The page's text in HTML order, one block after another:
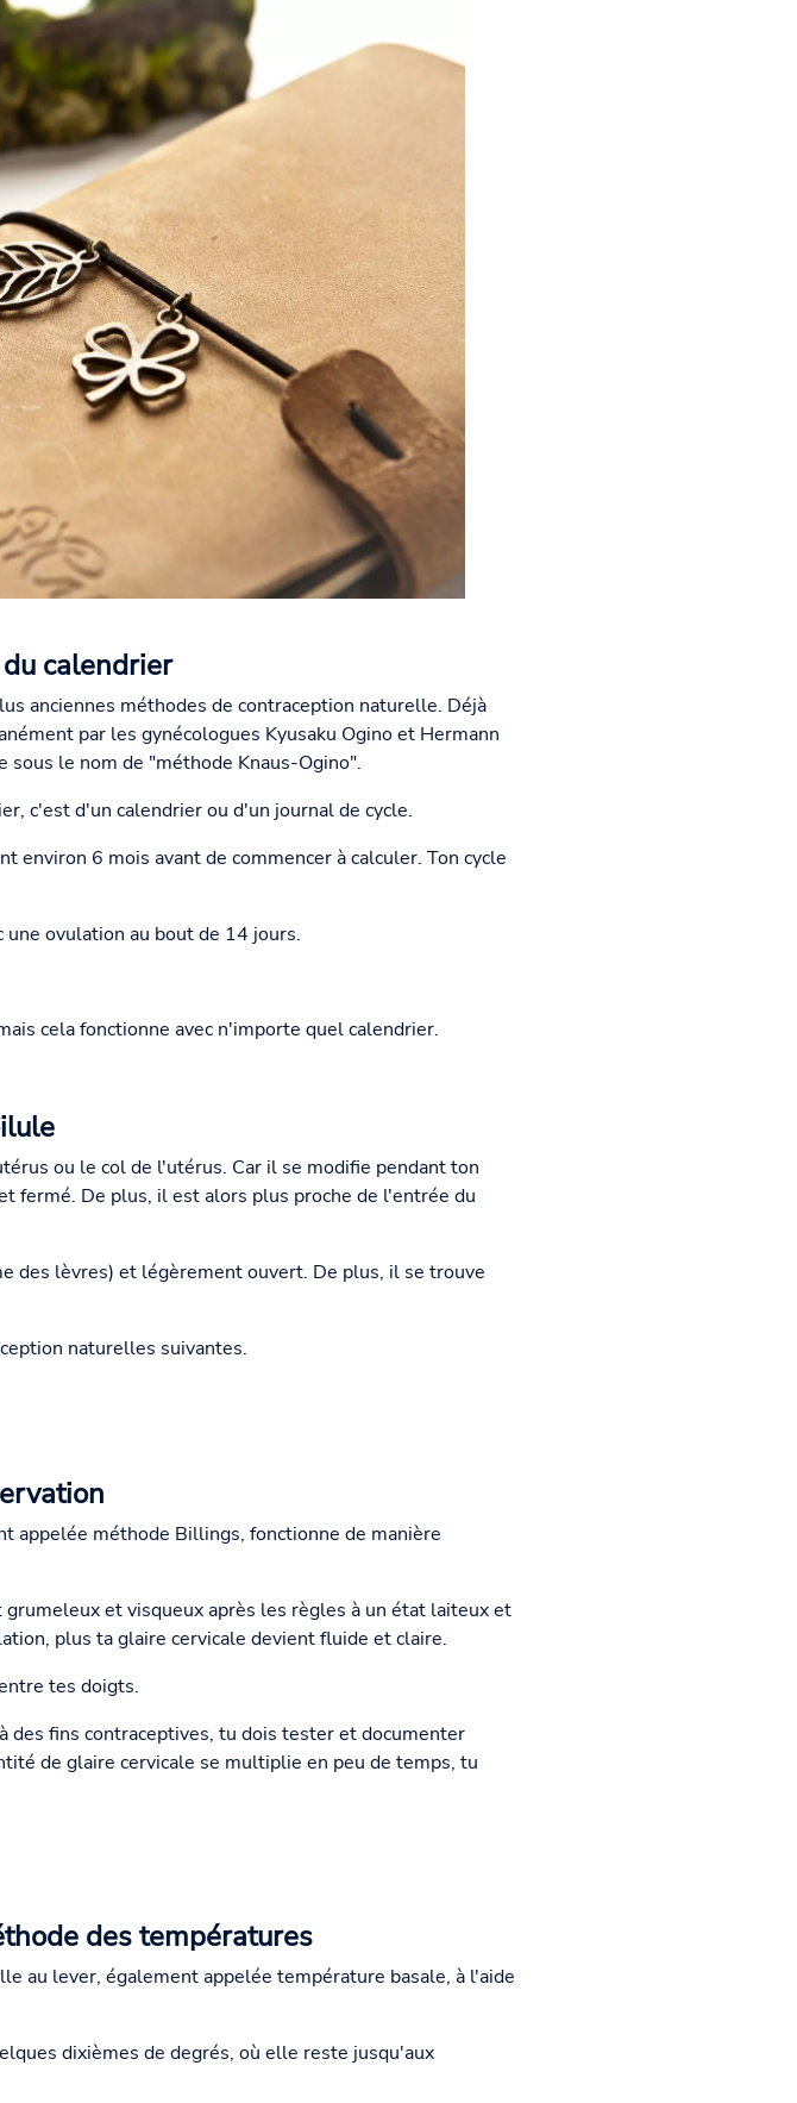
calendrier
anciennes méthodes de contraception naturelle. Déjà
par les gynécologues Kyusaku Ogino et Hermann
le nom de "méthode Knaus-Ogino".
c'est d'un calendrier ou d'un journal de cycle.
6 mois avant de commencer à calculer. Ton cycle
une ovulation au bout de 14 jours.
cela fonctionne avec n'importe quel calendrier.
ou le col de l'utérus. Car il se modifie pendant ton
fermé. De plus, il est alors plus proche de l'entrée du
des lèvres) et légèrement ouvert. De plus, il se trouve
naturelles suivantes.
appelée méthode Billings, fonctionne de manière
grumeleux et visqueux après les règles à un état laiteux et
plus ta glaire cervicale devient fluide et claire.
tes doigts.
des fins contraceptives, tu dois tester et documenter
de glaire cervicale se multiplie en peu de temps, tu
des températures
au lever, également appelée température basale, à l'aide
dixièmes de degrés, où elle reste jusqu'aux